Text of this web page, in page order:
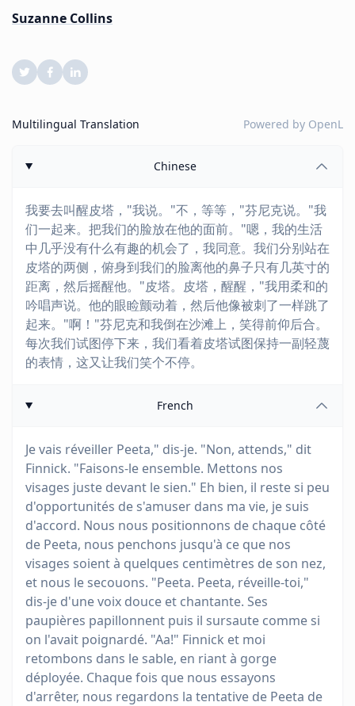
Suzanne Collins
Multilingual Translation Powered by OpenL
Chinese
我要去叫醒皮塔，"我说。"不，等等，"芬尼克说。"我
们一起来。把我们的脸放在他的面前。"嗯，我的生活
中几乎没有什么有趣的机会了，我同意。我们分别站在
皮塔的两侧，俯身到我们的脸离他的鼻子只有几英寸的
距离，然后摇醒他。"皮塔。皮塔，醒醒，"我用柔和的
吟唱声说。他的眼睑颤动着，然后他像被刺了一样跳了
起来。"啊！"芬尼克和我倒在沙滩上，笑得前仰后合。
每次我们试图停下来，我们看着皮塔试图保持一副轻蔑
的表情，这又让我们笑个不停。
French
Je vais réveiller Peeta," dis-je. "Non, attends," dit
Finnick. "Faisons-le ensemble. Mettons nos
visages juste devant le sien." Eh bien, il reste si peu
d'opportunités de s'amuser dans ma vie, je suis
d'accord. Nous nous positionnons de chaque côté
de Peeta, nous penchons jusqu'à ce que nos
visages soient à quelques centimètres de son nez,
et nous le secouons. "Peeta. Peeta, réveille-toi,"
dis-je d'une voix douce et chantante. Ses
paupières papillonnent puis il sursaute comme si
on l'avait poignardé. "Aa!" Finnick et moi
retombons dans le sable, en riant à gorge
déployée. Chaque fois que nous essayons
d'arrêter, nous regardons la tentative de Peeta de